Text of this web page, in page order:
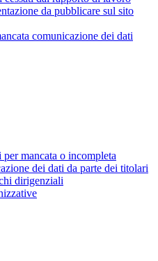
da pubblicare sul sito
comunicazione dei dati
per mancata o incompleta
dei dati da parte dei titolari
dirigenziali